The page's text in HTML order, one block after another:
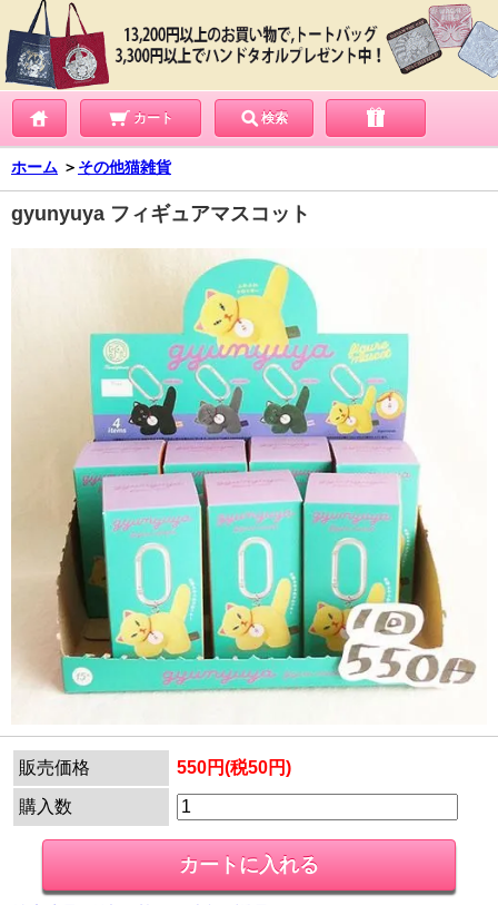
カート 検索
ホーム ＞ その他猫雑貨
gyunyuya フィギュアマスコット
販売価格 550円(税50円)
購入数